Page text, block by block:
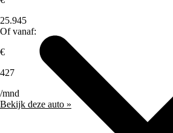
25.945
Of vanaf:
€
427
/mnd
Bekijk deze auto »